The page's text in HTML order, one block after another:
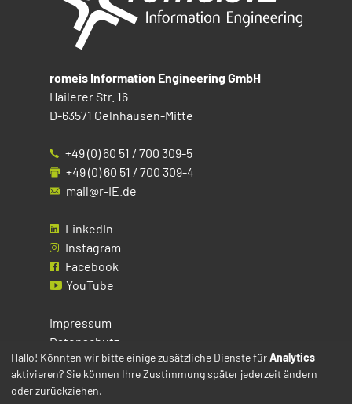
romeis Information Engineering GmbH
Hailerer Str. 16
D-63571 Gelnhausen-Mitte
+49 (0) 60 51 / 700 309-5
+49 (0) 60 51 / 700 309-4
mail@r-IE.de
LinkedIn
Instagram
Facebook
YouTube
Impressum
Datenschutz
Cookies
Hallo! Könnten wir bitte einige zusätzliche Dienste fürAnalytics
aktivieren? Sie können Ihre Zustimmung später jederzeit ändern
oder zurückziehen.